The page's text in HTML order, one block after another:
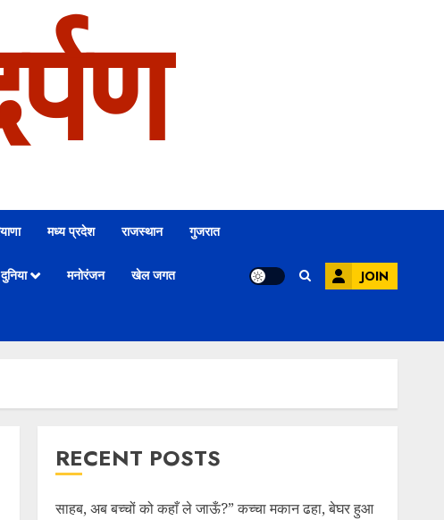
मध्य प्रदेश राजस्थान गुजरात
मनोरंजन खेल जगत JOIN
RECENT POSTS
साहब, अब बच्चों को कहाँ ले जाऊँ?” कच्चा मकान ढहा, बेघर हुआ